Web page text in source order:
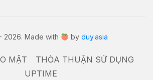
2026. Made with by duy.asia
MẬT
THỎA THUẬN SỬ DỤNG
UPTIME